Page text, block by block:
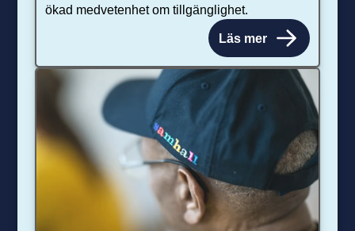
ökad medvetenhet om tillgänglighet.
Läs mer